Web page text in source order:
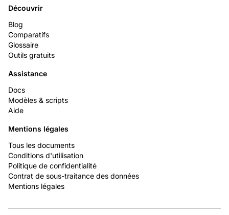
Découvrir
Blog
Comparatifs
Glossaire
Outils gratuits
Assistance
Docs
Modèles & scripts
Aide
Mentions légales
Tous les documents
Conditions d'utilisation
Politique de confidentialité
Contrat de sous-traitance des données
Mentions légales